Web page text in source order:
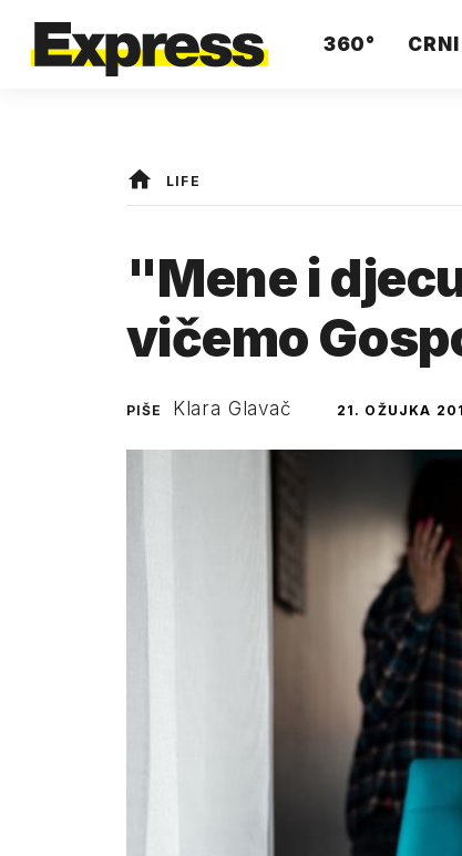
360°
LIFE
"Mene i
vičemo
PIŠE Klara Glavač 21. OŽUJKA